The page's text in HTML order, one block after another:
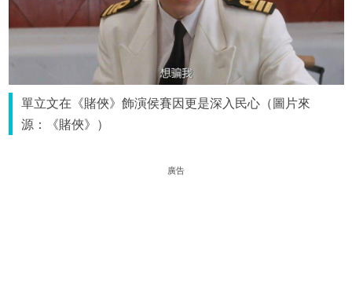
單立文在《賭俠》飾演侯賽因更是深入民心（圖片來
源：《賭俠》）
廣告